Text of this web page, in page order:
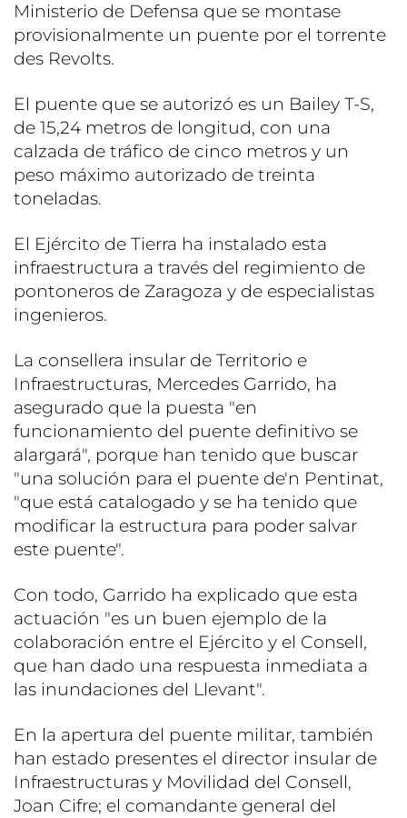
Ministerio de Defensa que se montase
provisionalmente un puente por el torrente
des Revolts.
El puente que se autorizó es un Bailey T-S,
de 15,24 metros de longitud, con una
calzada de tráfico de cinco metros y un
peso máximo autorizado de treinta
toneladas.
El Ejército de Tierra ha instalado esta
infraestructura a través del regimiento de
pontoneros de Zaragoza y de especialistas
ingenieros.
La consellera insular de Territorio e
Infraestructuras, Mercedes Garrido, ha
asegurado que la puesta "en
funcionamiento del puente definitivo se
alargará", porque han tenido que buscar
"una solución para el puente de'n Pentinat,
"que está catalogado y se ha tenido que
modificar la estructura para poder salvar
este puente".
Con todo, Garrido ha explicado que esta
actuación "es un buen ejemplo de la
colaboración entre el Ejército y el Consell,
que han dado una respuesta inmediata a
las inundaciones del Llevant".
En la apertura del puente militar, también
han estado presentes el director insular de
Infraestructuras y Movilidad del Consell,
Joan Cifre; el comandante general del